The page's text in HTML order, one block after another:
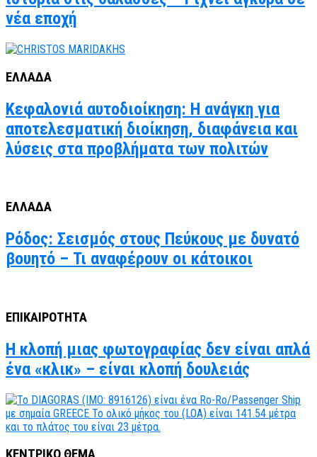
νέα εποχή
ΕΛΛΑΔΑ
Κεφαλονιά αυτοδιοίκηση: Η ανάγκη για
αποτελεσματική διοίκηση, διαφάνεια και
λύσεις στα προβλήματα των πολιτών
ΕΛΛΑΔΑ
Ρόδος: Σεισμός στους Πεύκους με δυνατό
βουητό – Τι αναφέρουν οι κάτοικοι
ΕΠΙΚΑΙΡΟΤΗΤΑ
Η κλοπή μιας φωτογραφίας δεν είναι απλά
ένα «κλικ» – είναι κλοπή δουλειάς